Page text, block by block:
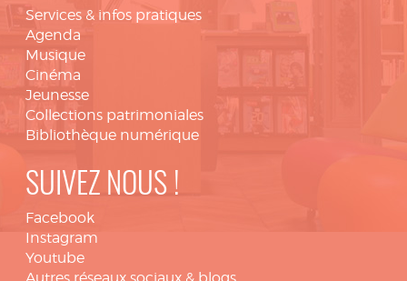
Services & infos pratiques
Agenda
Musique
Cinéma
Jeunesse
Collections patrimoniales
Bibliothèque numérique
SUIVEZ NOUS !
Facebook
Instagram
Youtube